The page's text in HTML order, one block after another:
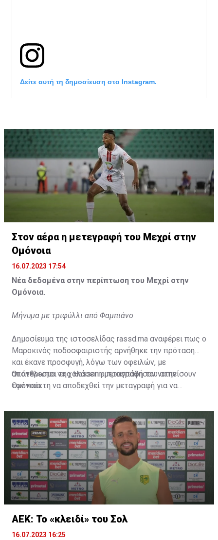
Δείτε αυτή τη δημοσίευση στο Instagram.
Στον αέρα η μετεγραφή του Μεχρί στην
Ομόνοια
16.07.2023 17:54
Νέα δεδομένα στην περίπτωση του Μεχρί στην
Ομόνοια.
Μήνυμα με τριφύλλι από Φαμπιάνο
Δημοσίευμα της ιστοσελίδας rassd.ma αναφέρει πως ο
Μαροκινός ποδοσφαιριστής αρνήθηκε την πρόταση
και έκανε προσφυγή, λόγω των οφειλών, με
αποτέλεσμα να χαλάσει η μεταγραφή του στην
Ομόνοια.
Οι άνθρωποι της Hassania προσπάθησαν να πείσουν
τον παίκτη να αποδεχθεί την μεταγραφή για να
να λύσει το συμβόλαιό του, ώστε να μετακομίσει
ελεύθερα σε οποιαδήποτε νέα ομάδα το τρέχον
καλοκαίρι.
ΑΕΚ: Το «κλειδί» του Σολ
16.07.2023 16:25